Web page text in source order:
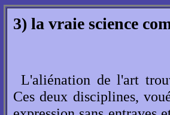
3) la vraie science
L'aliénation de l'art
Ces deux disciplines,